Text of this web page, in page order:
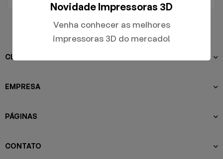
CLIENTES
EMPRESA
PÁGINAS
CONTATO
Novidade Impressoras 3D
Venha conhecer as melhores
impressoras 3D do mercado!